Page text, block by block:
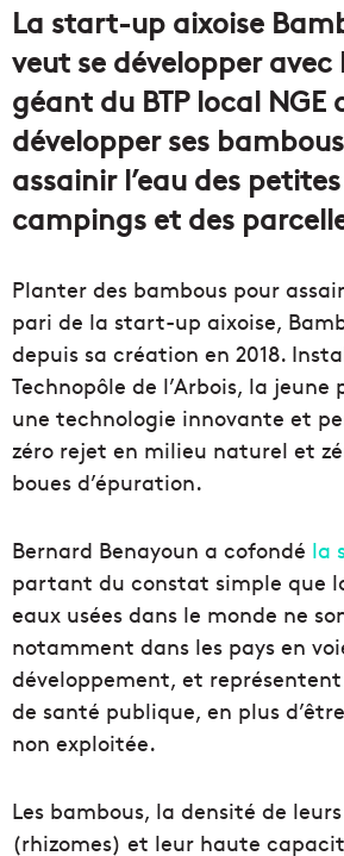
La start-up aixoise
veut se développer avec
géant du BTP local NGE
développer ses
assainir l’eau des
campings et des
Planter des bambous pour
pari de la start-up aixoise,
depuis sa création en 2018.
Technopôle de l’Arbois, la jeune
une technologie innovante et
zéro rejet en milieu naturel et
boues d’épuration.
Bernard Benayoun a cofondé la
partant du constat simple que
eaux usées dans le monde ne
notamment dans les pays en
développement, et
de santé publique, en plus
non exploitée.
Les bambous, la densité de
(rhizomes) et leur haute